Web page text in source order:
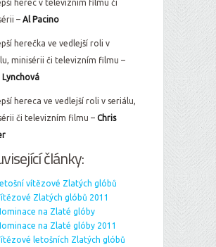
herec v televizním filmu či
– Al Pacino
herečka ve vedlejší roli v
minisérii či televizním filmu –
Lynchová
hereca ve vedlejší roli v seriálu,
či televizním filmu – Chris
články:
vítězové Zlatých glóbů
Zlatých glóbů 2011
na Zlaté glóby
na Zlaté glóby 2011
letošních Zlatých glóbů